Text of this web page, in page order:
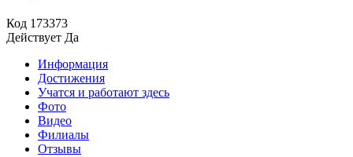
Код 173373
Действует Да
Информация
Достижения
Учатся и работают здесь
Фото
Видео
Филиалы
Отзывы